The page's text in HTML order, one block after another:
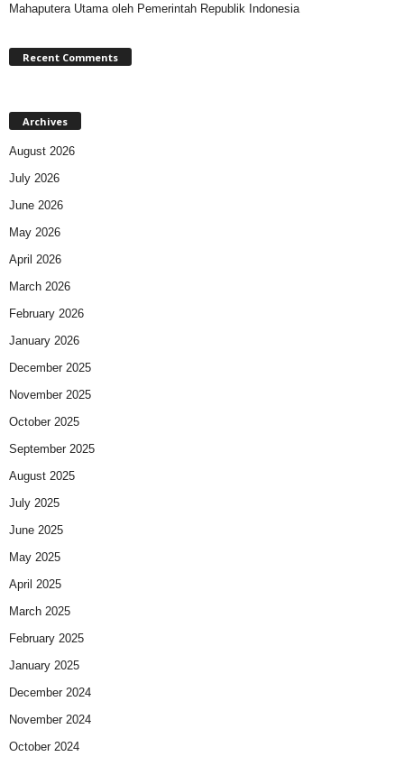
Mahaputera Utama oleh Pemerintah Republik Indonesia
Recent Comments
Archives
August 2026
July 2026
June 2026
May 2026
April 2026
March 2026
February 2026
January 2026
December 2025
November 2025
October 2025
September 2025
August 2025
July 2025
June 2025
May 2025
April 2025
March 2025
February 2025
January 2025
December 2024
November 2024
October 2024